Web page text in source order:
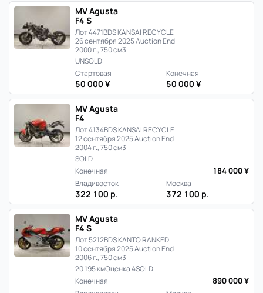
MV Agusta
F4 S
Лот 4471BDS KANSAI RECYCLE
26 сентября 2025 Auction End
2000 г., 750 см3
UNSOLD
Стартовая
50 000 ¥
Конечная
50 000 ¥
MV Agusta
F4
Лот 4134BDS KANSAI RECYCLE
12 сентября 2025 Auction End
2004 г., 750 см3
SOLD
Конечная
184 000 ¥
Владивосток
322 100 р.
Москва
372 100 р.
MV Agusta
F4 S
Лот 5212BDS KANTO RANKED
10 сентября 2025 Auction End
2006 г., 750 см3
20 195 кмОценка 4SOLD
Конечная
890 000 ¥